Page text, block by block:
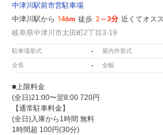
中津川駅前市営駐車場
中津川駅から 146m 徒歩 2～3分 近くてオス
岐阜県中津川市太田町2丁目3-19
駐車場形式 - 屋内外形式
全長 - 全幅
■上限料金
(全日)21:00〜翌8:00 720円
【通常駐車料金】
(全日)入庫から1時間 無料
1時間超 100円(30分)